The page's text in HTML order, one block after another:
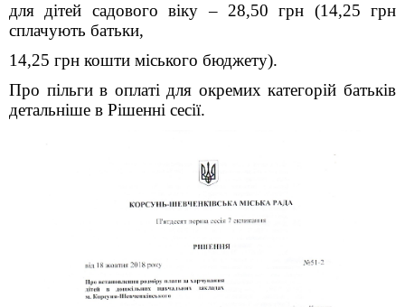
для дітей садового віку – 28,50 грн (14,25 грн
сплачують батьки,
14,25 грн кошти міського бюджету).
Про пільги в оплаті для окремих категорій батьків
детальніше в Рішенні сесії.